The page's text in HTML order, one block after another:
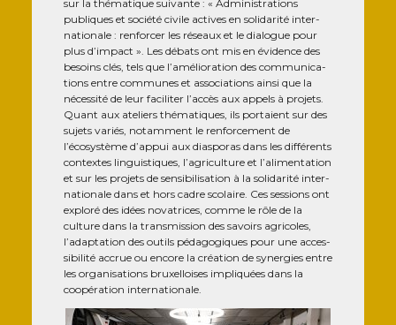
sur la thé­ma­tique sui­vante : « Admi­nis­tra­tions
publiques et socié­té civile actives en soli­da­ri­té inter­
na­tio­nale : ren­for­cer les réseaux et le dia­logue pour
plus d’impact ». Les débats ont mis en évi­dence des
besoins clés, tels que l’amélioration des com­mu­ni­ca­
tions entre com­munes et asso­cia­tions ain­si que la
néces­si­té de leur faci­li­ter l’accès aux appels à pro­jets.
Quant aux ate­liers thé­ma­tiques, ils por­taient sur des
sujets variés, notam­ment le ren­for­ce­ment de
l’écosystème d’appui aux dia­spo­ras dans les dif­fé­rents
contextes lin­guis­tiques, l’agriculture et l’alimentation
et sur les pro­jets de sen­si­bi­li­sa­tion à la soli­da­ri­té inter­
na­tio­nale dans et hors cadre sco­laire. Ces ses­sions ont
explo­ré des idées nova­trices, comme le rôle de la
culture dans la trans­mis­sion des savoirs agri­coles,
l’adaptation des outils péda­go­giques pour une acces­
si­bi­li­té accrue ou encore la créa­tion de syner­gies entre
les orga­ni­sa­tions bruxel­loises impli­quées dans la
coopé­ra­tion internationale.